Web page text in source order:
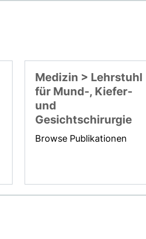
Medizin > Lehrstuhl
für Mund-, Kiefer-
und
Gesichtschirurgie
Browse Publikationen